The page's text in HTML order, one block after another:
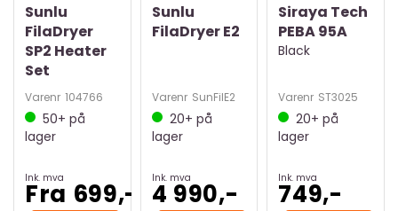
Sunlu
FilaDryer
SP2 Heater
Set
Varenr 104766
50+ på
lager
Ink. mva
Fra 699,-
Sunlu
FilaDryer E2
Varenr SunFilE2
20+ på
lager
Ink. mva
4 990,-
Siraya Tech
PEBA 95A
Black
Varenr ST3025
20+ på
lager
Ink. mva
749,-